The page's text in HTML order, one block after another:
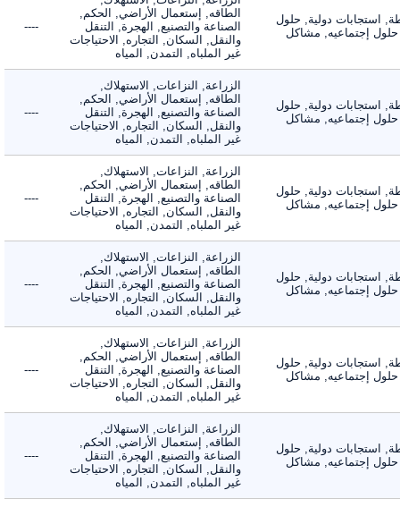
استجابات دولية, حلول
إجتماعيه, مشاكل
الطاقه, إستعمال الأراضي, الحكم,
الصناعة والتصنيع, الهجرة, التنقل
والنقل, السكان, التجاره, الاحتياجات
غير الملباه, التمدن, المياه
----
استجابات دولية, حلول
إجتماعيه, مشاكل
الزراعة, النزاعات, الاستهلاك,
الطاقه, إستعمال الأراضي, الحكم,
الصناعة والتصنيع, الهجرة, التنقل
والنقل, السكان, التجاره, الاحتياجات
غير الملباه, التمدن, المياه
----
استجابات دولية, حلول
إجتماعيه, مشاكل
الزراعة, النزاعات, الاستهلاك,
الطاقه, إستعمال الأراضي, الحكم,
الصناعة والتصنيع, الهجرة, التنقل
والنقل, السكان, التجاره, الاحتياجات
غير الملباه, التمدن, المياه
----
استجابات دولية, حلول
إجتماعيه, مشاكل
الزراعة, النزاعات, الاستهلاك,
الطاقه, إستعمال الأراضي, الحكم,
الصناعة والتصنيع, الهجرة, التنقل
والنقل, السكان, التجاره, الاحتياجات
غير الملباه, التمدن, المياه
----
استجابات دولية, حلول
إجتماعيه, مشاكل
الزراعة, النزاعات, الاستهلاك,
الطاقه, إستعمال الأراضي, الحكم,
الصناعة والتصنيع, الهجرة, التنقل
والنقل, السكان, التجاره, الاحتياجات
غير الملباه, التمدن, المياه
----
استجابات دولية, حلول
إجتماعيه, مشاكل
الزراعة, النزاعات, الاستهلاك,
الطاقه, إستعمال الأراضي, الحكم,
الصناعة والتصنيع, الهجرة, التنقل
والنقل, السكان, التجاره, الاحتياجات
غير الملباه, التمدن, المياه
----